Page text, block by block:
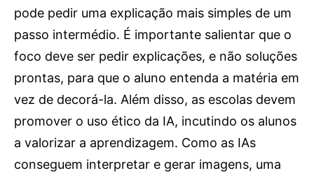
pode pedir uma explicação mais simples de um
passo intermédio. É importante salientar que o
foco deve ser pedir explicações, e não soluções
prontas, para que o aluno entenda a matéria em
vez de decorá-la. Além disso, as escolas devem
promover o uso ético da IA, incutindo os alunos
a valorizar a aprendizagem. Como as IAs
conseguem interpretar e gerar imagens, uma